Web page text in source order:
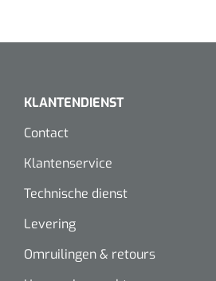
Zilververbanden
Hydrogel
Paraffine verbanden
KLANTENDIENST
Contact
Klantenservice
Technische dienst
Levering
Omruilingen & retours